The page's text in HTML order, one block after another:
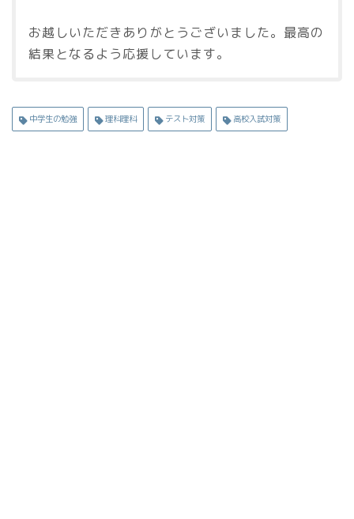
お越しいただきありがとうございました。最高の
結果となるよう応援しています。
中学生の勉強 理科理科 テスト対策 高校入試対策